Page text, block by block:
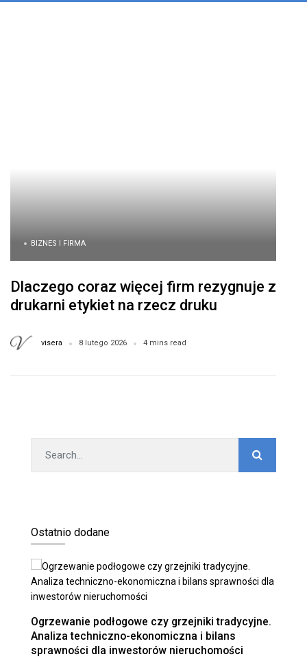
BIZNES I FIRMA
Dlaczego coraz więcej firm rezygnuje z
drukarni etykiet na rzecz druku
visera 8 lutego 2026 4 mins read
Ostatnio dodane
Ogrzewanie podłogowe czy grzejniki tradycyjne.
Analiza techniczno-ekonomiczna i bilans
sprawności dla inwestorów nieruchomości